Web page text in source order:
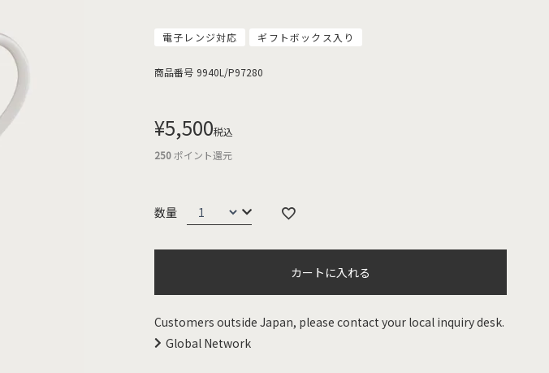
電子レンジ対応 ギフトボックス入り
商品番号 9940L/P97280
¥5,500税込
250ポイント還元
カートに入れる
Customers outside Japan, please contact your local inquiry desk.
Global Network